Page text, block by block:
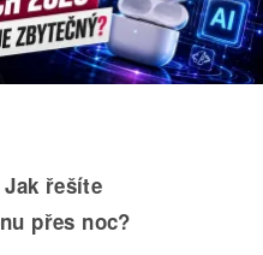
Jak řešíte
přes noc?